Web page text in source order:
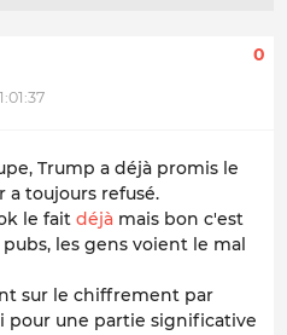
0
Trump a déjà promis le
a toujours refusé.
le fait déjà mais bon c'est
les gens voient le mal
sur le chiffrement par
pour une partie significative